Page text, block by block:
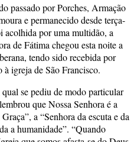
passado por Porches, Armação
e permanecido desde terça-
acolhida por uma multidão, a
de Fátima chegou esta noite a
tendo sido recebida por
à igreja de São Francisco.
se pediu de modo particular
que Nossa Senhora é a
a “Senhora da escuta e da
a humanidade”. “Quando